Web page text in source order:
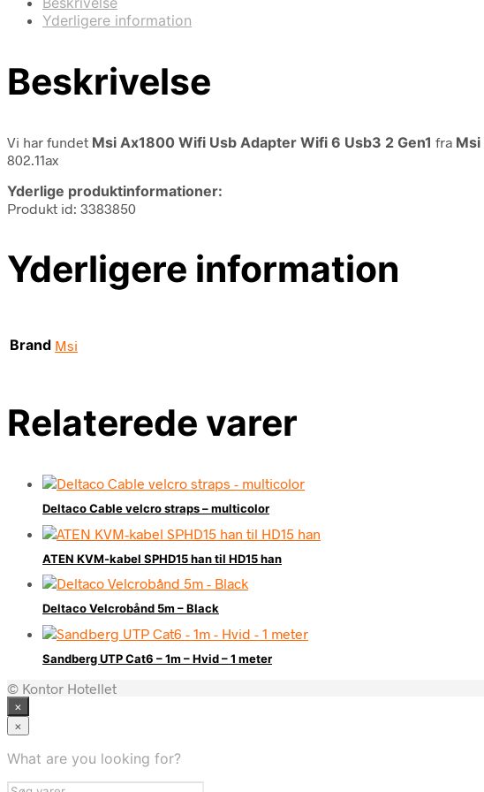
Yderligere information
Beskrivelse
Vi har fundet Msi Ax1800 Wifi Usb Adapter Wifi 6 Usb3 2 Gen1 fra Msi
802.11ax
Yderlige produktinformationer:
Produkt id: 3383850
Yderligere information
Brand Msi
Relaterede varer
Deltaco Cable velcro straps – multicolor
ATEN KVM-kabel SPHD15 han til HD15 han
Deltaco Velcrobånd 5m – Black
Sandberg UTP Cat6 – 1m – Hvid – 1 meter
© Kontor Hotellet
×
×
What are you looking for?